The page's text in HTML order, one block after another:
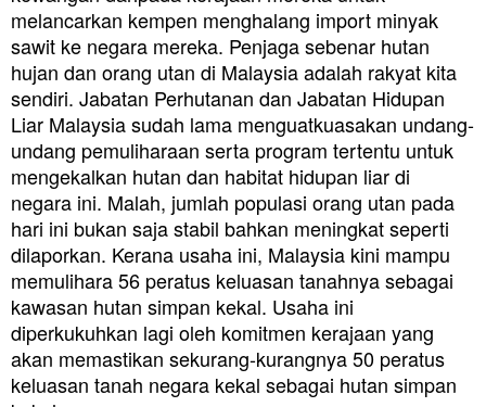
melancarkan kempen menghalang import minyak
sawit ke negara mereka. Penjaga sebenar hutan
hujan dan orang utan di Malaysia adalah rakyat kita
sendiri. Jabatan Perhutanan dan Jabatan Hidupan
Liar Malaysia sudah lama menguatkuasakan undang-
undang pemuliharaan serta program tertentu untuk
mengekalkan hutan dan habitat hidupan liar di
negara ini. Malah, jumlah populasi orang utan pada
hari ini bukan saja stabil bahkan meningkat seperti
dilaporkan. Kerana usaha ini, Malaysia kini mampu
memulihara 56 peratus keluasan tanahnya sebagai
kawasan hutan simpan kekal. Usaha ini
diperkukuhkan lagi oleh komitmen kerajaan yang
akan memastikan sekurang-kurangnya 50 peratus
keluasan tanah negara kekal sebagai hutan simpan